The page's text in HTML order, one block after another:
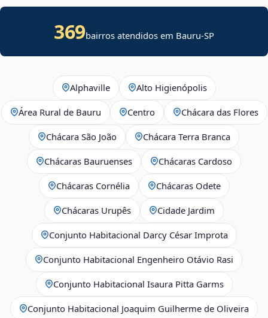
369bairros atendidos em Bauru-SP
Alphaville Alto Higienópolis
Área Rural de Bauru Centro Chácara das Flores
Chácara São João Chácara Terra Branca
Chácaras Bauruenses Chácaras Cardoso
Chácaras Cornélia Chácaras Odete
Chácaras Urupês Cidade Jardim
Conjunto Habitacional Darcy César Improta
Conjunto Habitacional Engenheiro Otávio Rasi
Conjunto Habitacional Isaura Pitta Garms
Conjunto Habitacional Joaquim Guilherme de Oliveira